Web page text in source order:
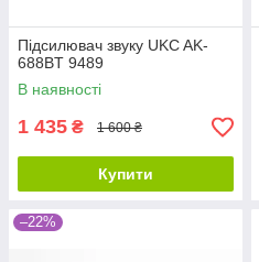
Підсилювач звуку UKC AK-
688BT 9489
В наявності
1 435 ₴ 1 600 ₴
Купити
–22%